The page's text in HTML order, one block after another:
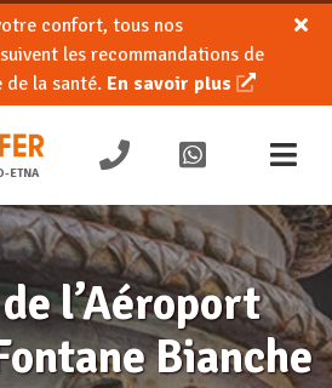
confort, tous nos
les recommandations de
de la santé. En savoir plus
ETNA
l’Aéroport
Bianche